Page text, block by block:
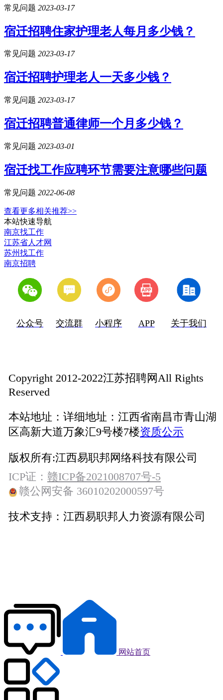
常见问题 2023-03-17
宿迁招聘住家护理老人每月多少钱？
常见问题 2023-03-17
宿迁招聘护理老人一天多少钱？
常见问题 2023-03-17
宿迁招聘普通律师一个月多少钱？
常见问题 2023-03-01
宿迁找工作应聘环节需要注意哪些问题
常见问题 2022-06-08
查看更多相关推荐>>
本站快速导航
南京找工作
江苏省人才网
苏州找工作
南京招聘
公众号 交流群 小程序 APP 关于我们
Copyright 2012-2022江苏招聘网All Rights
Reserved
本站地址： 详细地址：江西省南昌市青山湖
区高新大道万象汇9号楼7楼资质公示
版权所有:江西易职邦网络科技有限公司
ICP证： 赣ICP备2021008707号-5
赣公网安备 36010202000597号
技术支持： 江西易职邦人力资源有限公司
网站首页